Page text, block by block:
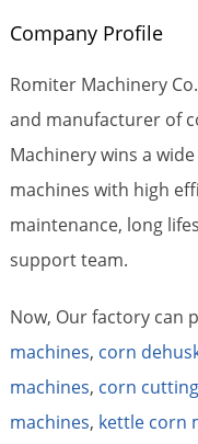
Company Profile
Romiter Machinery
and manufacturer of
Machinery wins a
machines with high
maintenance, long
support team.
Now, Our factory can
machines, corn
machines, corn
machines, kettle corn